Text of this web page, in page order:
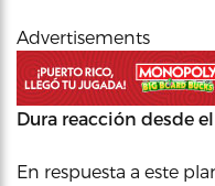
Advertisements
Dura reacción desde
En respuesta a este